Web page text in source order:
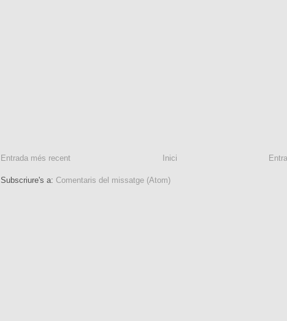
Entrada més recent Inici
Subscriure's a: Comentaris del missatge (Atom)